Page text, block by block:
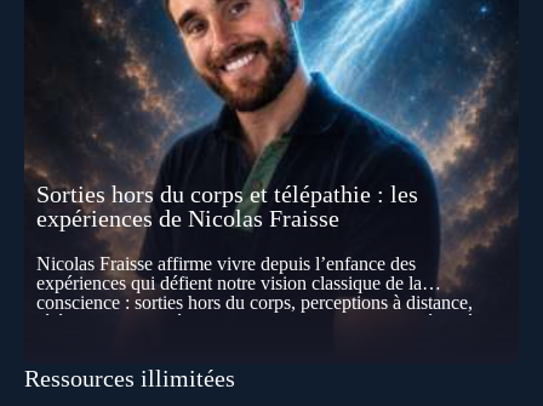
Sorties hors du corps et télépathie : les
expériences de Nicolas Fraisse
Nicolas Fraisse affirme vivre depuis l’enfance des
expériences qui défient notre vision classique de la
conscience : sorties hors du corps, perceptions à distance,
télépathie spontanée… Comment accueillir ces phénomènes
les pensées d’autrui ? Que deviennent l’espace, le temps… et
Ressources illimitées